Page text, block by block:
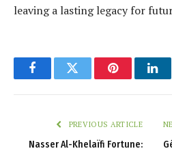
leaving a lasting legacy for
FacebookTwitter Pinterest
PREVIOUS ARTICLE
Nasser Al-Khelaïfi Fortune: